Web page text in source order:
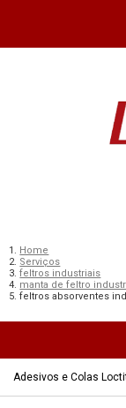
Home
Serviços
feltros industriais
manta de feltro
feltros absorventes
Adesivos e Colas